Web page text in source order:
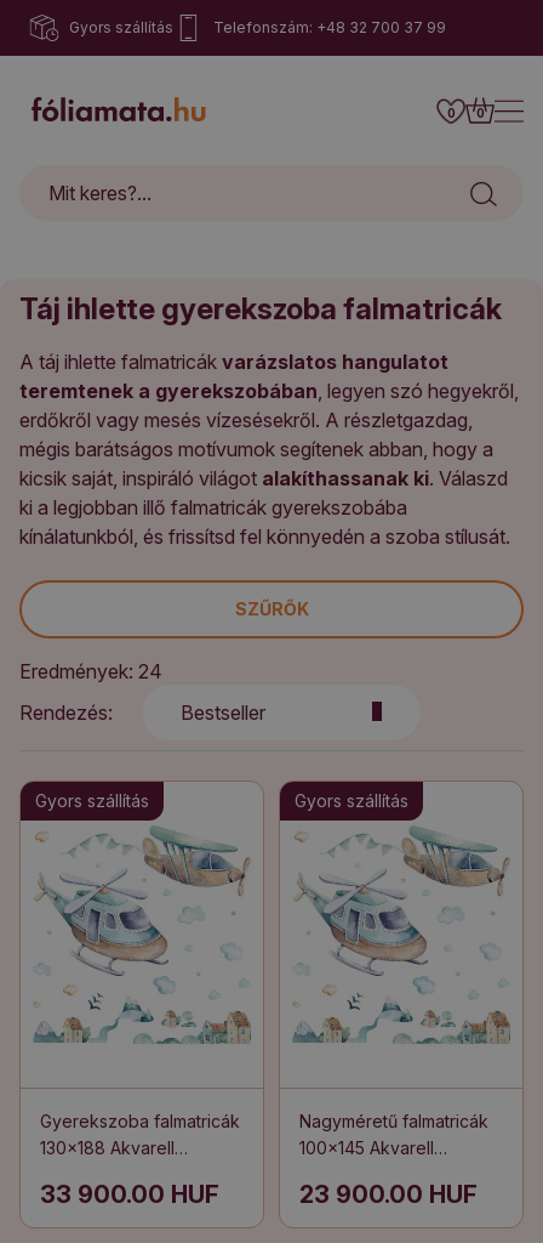
Gyors szállítás Telefonszám: +48 32 700 37 99
0 0
Táj ihlette gyerekszoba falmatricák
A táj ihlette falmatricák varázslatos hangulatot
teremtenek a gyerekszobában, legyen szó hegyekről,
erdőkről vagy mesés vízesésekről. A részletgazdag,
mégis barátságos motívumok segítenek abban, hogy a
kicsik saját, inspiráló világot alakíthassanak ki. Válaszd
ki a legjobban illő falmatricák gyerekszobába
kínálatunkból, és frissítsd fel könnyedén a szoba stílusát.
SZŰRŐK
Eredmények: 24
Rendezés:
Bestseller
Gyors szállítás
Gyerekszoba falmatricák
130x188 Akvarell
helikopterről és
repülőgépről a város
33 900.00 HUF
Gyors szállítás
Nagyméretű falmatricák
100x145 Akvarell
helikopterről és
repülőgépről a város
23 900.00 HUF